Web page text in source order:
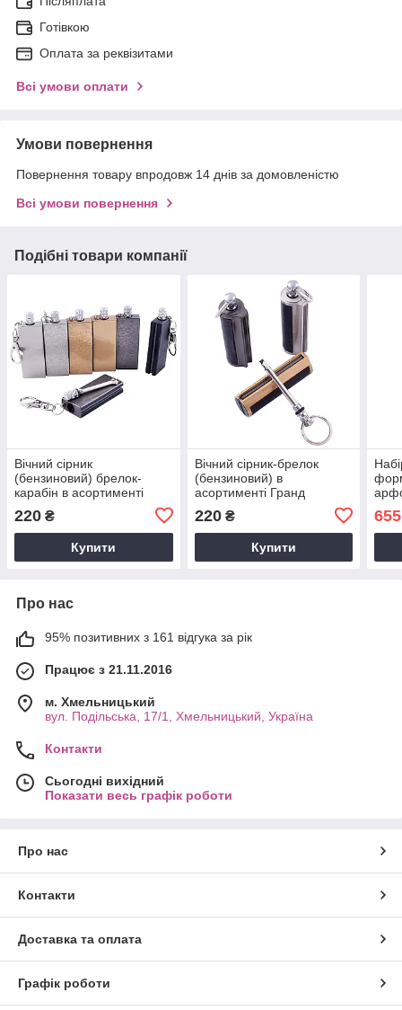
Готівкою
Оплата за реквізитами
Всі умови оплати
Умови повернення
Повернення товару впродовж 14 днів за домовленістю
Всі умови повернення
Подібні товари компанії
Вічний сірник
(бензиновий) брелок-
карабін в асортименті
220 ₴
Купити
Вічний сірник-брелок
(бензиновий) в
асортименті Гранд
220₴
Купити
655
Про нас
95% позитивних з 161 відгука за рік
Працює з 21.11.2016
м. Хмельницький
вул. Подільська, 17/1, Хмельницький, Україна
Контакти
Сьогодні вихідний
Показати весь графік роботи
Про нас
Контакти
Доставка та оплата
Графік роботи